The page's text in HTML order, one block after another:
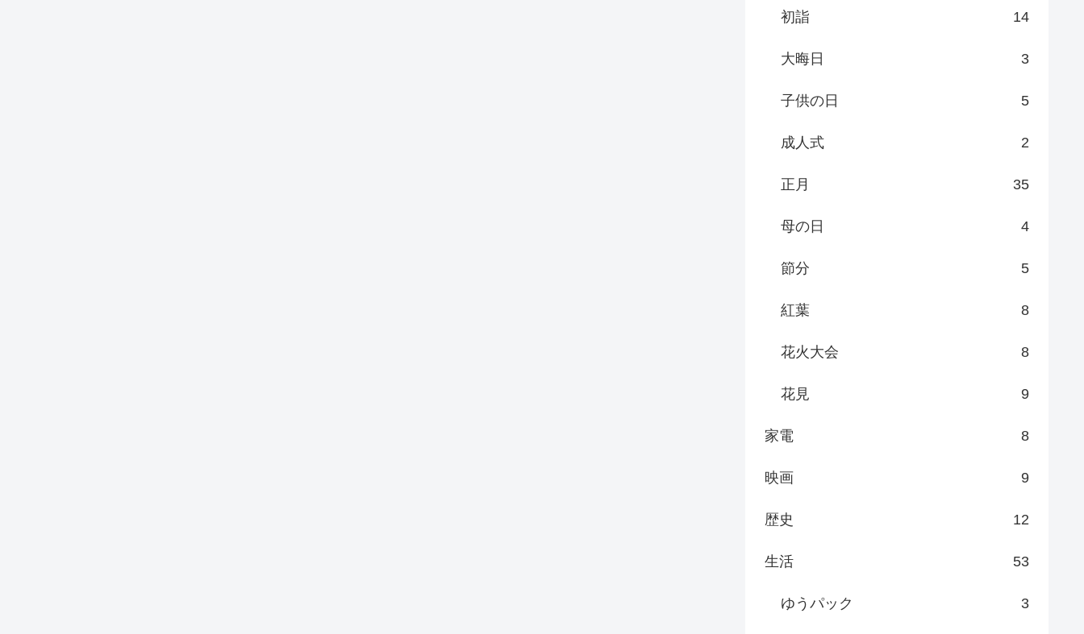
初詣 14
大晦日 3
子供の日 5
成人式 2
正月 35
母の日 4
節分 5
紅葉 8
花火大会 8
花見 9
家電 8
映画 9
歴史 12
生活 53
ゆうパック 3